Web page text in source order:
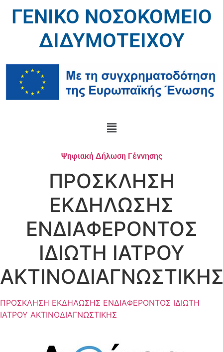
ΓΕΝΙΚΟ ΝΟΣΟΚΟΜΕΙΟ
ΔΙΔΥΜΟΤΕΙΧΟΥ
Ψηφιακή Δήλωση Γέννησης
ΠΡΟΣΚΛΗΣΗ
EKΔΗΛΩΣΗΣ
ΕΝΔΙΑΦΕΡΟΝΤΟΣ
ΙΔΙΩΤΗ ΙΑΤΡΟΥ
ΠΡΟΣΚΛΗΣΗ EKΔΗΛΩΣΗΣ ΕΝΔΙΑΦΕΡΟΝΤΟΣ ΙΔΙΩΤΗ
ΙΑΤΡΟΥ ΑΚΤΙΝΟΔΙΑΓΝΩΣΤΙΚΗΣ